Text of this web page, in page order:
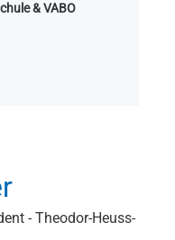
& VABO